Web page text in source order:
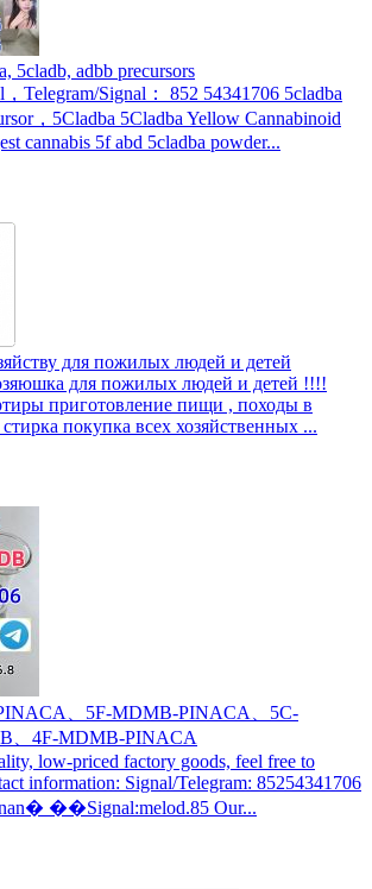
5cladb, adbb precursors
Telegram/Signal： 852 54341706 5cladba
，5Cladba 5Cladba Yellow Cannabinoid
cannabis 5f abd 5cladba powder...
для пожилых людей и детей
для пожилых людей и детей !!!!
приготовление пищи , походы в
покупка всех хозяйственных ...
、5F-MDMB-PINACA、5C-
、4F-MDMB-PINACA
low-priced factory goods, feel free to
information: Signal/Telegram: 85254341706
��Signal:melod.85 Our...